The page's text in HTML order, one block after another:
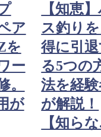
【知恵】バ
ス釣りをお
得に引退す
る5つの方
法を経験者
が解説！
【知らな...